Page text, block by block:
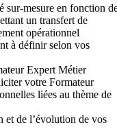
sur-mesure en fonction
un transfert de
opérationnel
à définir selon vos
Expert Métier
votre Formateur
liées au thème de
et de l’évolution de vos